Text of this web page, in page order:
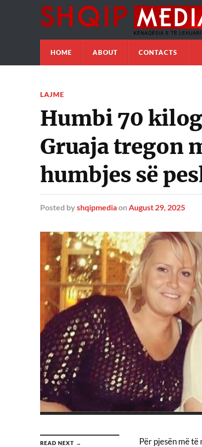
HOME ABOUT CONTACTS
LAJME
Humbi 70
Gruaja tregon
humbjes së
Posted by shqipmediaon August 29, 2025
READ NEXT →
Për pjesën më